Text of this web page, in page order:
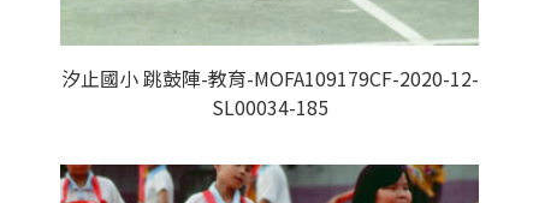
汐止國小 跳鼓陣-教育-MOFA109179CF-2020-12-
SL00034-185